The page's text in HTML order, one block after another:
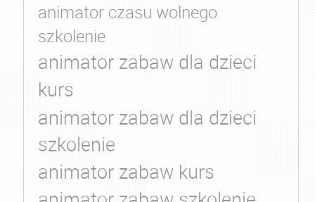
animator czasu wolnego
szkolenie
animator zabaw dla dzieci
kurs
animator zabaw dla dzieci
szkolenie
animator zabaw kurs